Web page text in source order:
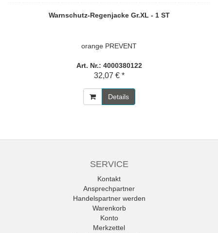
Warnschutz-Regenjacke Gr.XL - 1 ST
orange PREVENT
Art. Nr.: 4000380122
32,07 € *
Details
SERVICE
Kontakt
Ansprechpartner
Handelspartner werden
Warenkorb
Konto
Merkzettel